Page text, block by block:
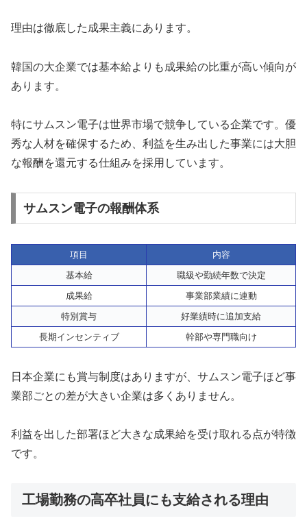
理由は徹底した成果主義にあります。
韓国の大企業では基本給よりも成果給の比重が高い傾向が
あります。
特にサムスン電子は世界市場で競争している企業です。優
秀な人材を確保するため、利益を生み出した事業には大胆
な報酬を還元する仕組みを採用しています。
サムスン電子の報酬体系
項目
内容
基本給
職級や勤続年数で決定
成果給
事業部業績に連動
特別賞与
好業績時に追加支給
長期インセンティブ
幹部や専門職向け
日本企業にも賞与制度はありますが、サムスン電子ほど事
業部ごとの差が大きい企業は多くありません。
利益を出した部署ほど大きな成果給を受け取れる点が特徴
です。
工場勤務の高卒社員にも支給される理由